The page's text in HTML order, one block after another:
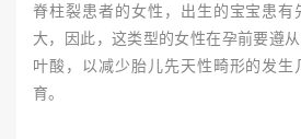
脊柱裂患者的女性，出生的宝宝患有
大，因此，这类型的女性在孕前要遵
叶酸，以减少胎儿先天性畸形的发生
育。